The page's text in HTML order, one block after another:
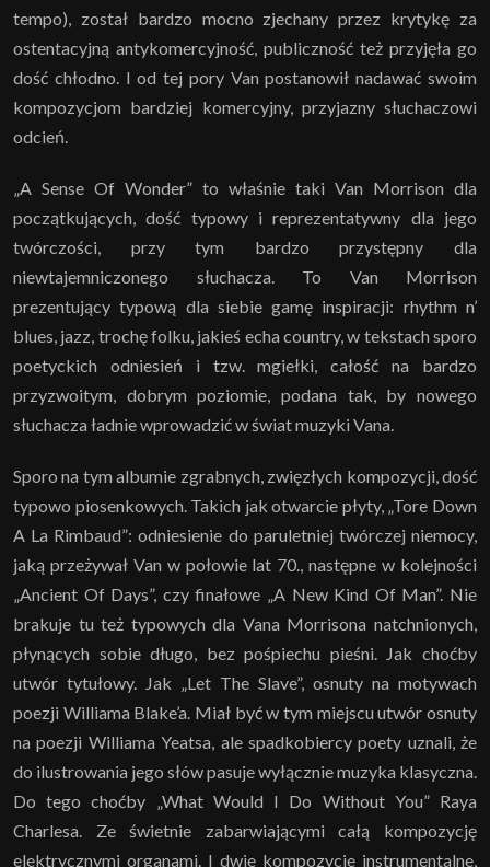
tempo), został bardzo mocno zjechany przez krytykę za
ostentacyjną antykomercyjność, publiczność też przyjęła go
dość chłodno. I od tej pory Van postanowił nadawać swoim
kompozycjom bardziej komercyjny, przyjazny słuchaczowi
odcień.
„A Sense Of Wonder” to właśnie taki Van Morrison dla
początkujących, dość typowy i reprezentatywny dla jego
twórczości, przy tym bardzo przystępny dla
niewtajemniczonego słuchacza. To Van Morrison
prezentujący typową dla siebie gamę inspiracji: rhythm n’
blues, jazz, trochę folku, jakieś echa country, w tekstach sporo
poetyckich odniesień i tzw. mgiełki, całość na bardzo
przyzwoitym, dobrym poziomie, podana tak, by nowego
słuchacza ładnie wprowadzić w świat muzyki Vana.
Sporo na tym albumie zgrabnych, zwięzłych kompozycji, dość
typowo piosenkowych. Takich jak otwarcie płyty, „Tore Down
A La Rimbaud”: odniesienie do paruletniej twórczej niemocy,
jaką przeżywał Van w połowie lat 70., następne w kolejności
„Ancient Of Days”, czy finałowe „A New Kind Of Man”. Nie
brakuje tu też typowych dla Vana Morrisona natchnionych,
płynących sobie długo, bez pośpiechu pieśni. Jak choćby
utwór tytułowy. Jak „Let The Slave”, osnuty na motywach
poezji Williama Blake’a. Miał być w tym miejscu utwór osnuty
na poezji Williama Yeatsa, ale spadkobiercy poety uznali, że
do ilustrowania jego słów pasuje wyłącznie muzyka klasyczna.
Do tego choćby „What Would I Do Without You” Raya
Charlesa. Ze świetnie zabarwiającymi całą kompozycję
elektrycznymi organami. I dwie kompozycje instrumentalne,